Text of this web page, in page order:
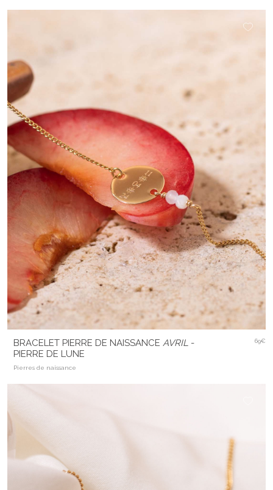
BRACELET PIERRE DE NAISSANCE AVRIL -
PIERRE DE LUNE
Pierres de naissance
69€